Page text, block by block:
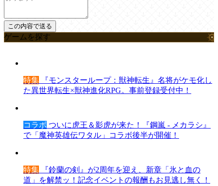
ゲームを探す
特集 『モンスターループ：獣神転生』名将がケモ化し
た異世界転生×獣神進化RPG。事前登録受付中！
コラボ ついに虎王＆影虎が来た！『鋼嵐 - メカラシ』
で「魔神英雄伝ワタル」コラボ後半が開催！
特集 『鈴蘭の剣』が2周年を迎え、新章「氷と血の
道」を解禁ッ！記念イベントの報酬もお見逃し無く！